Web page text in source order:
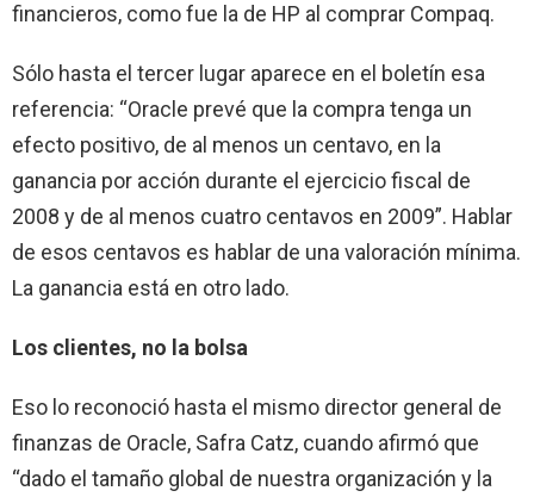
financieros, comofue la de HP al comprar Compaq.
Sólo hasta el tercer lugar aparece en el boletín esa
referencia: “Oracle prevé que la compra tenga un
efecto positivo, de al menos un centavo, en la
ganancia por acción durante el ejercicio fiscal de
2008 y de al menos cuatro centavos en 2009”. Hablar
de esos centavos es hablar de una valoración mínima.
La ganancia está en otro lado.
Los clientes, no la bolsa
Eso lo reconoció hasta el mismo director general de
finanzas de Oracle, Safra Catz, cuando afirmó que
“dado el tamaño global de nuestra organización y la